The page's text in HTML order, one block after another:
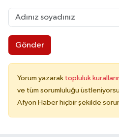
Gönder
Yorum yazarak topluluk
ve tüm sorumluluğu
Afyon Haber hiçbir şekilde